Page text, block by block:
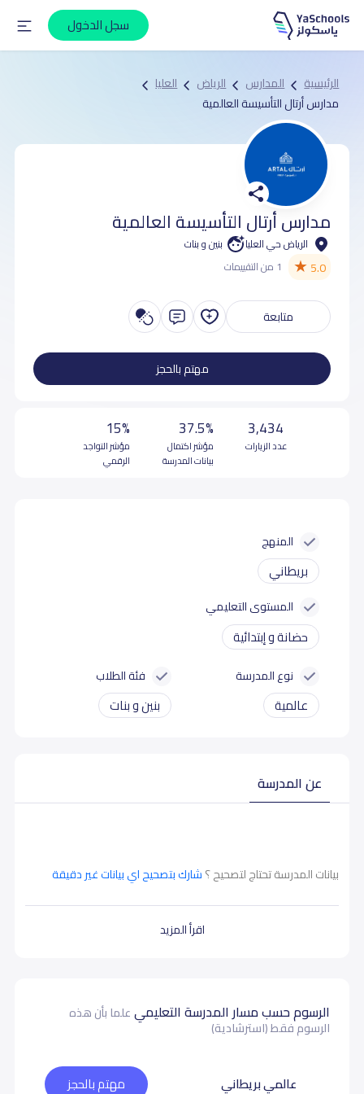
سجل الدخول
الرئيسية المدارس الرياض
العليا
مدارس أرتال التأسيسة العالمية
مدارس أرتال التأسيسة العالمية
الرياض حي العليا بنين و بنات
5.0
★ 1 من التقييمات
متابعة
مهتم بالحجز
3,434
عدد الزيارات
37.5%
مؤشر اكتمال
بيانات المدرسة
15%
مؤشر التواجد
الرقمي
المنهج
بريطاني
المستوى التعليمي
حضانة و إبتدائية
نوع المدرسة
عالمية
فئة الطلاب
بنين و بنات
عن المدرسة
اقرأ المزيد
بيانات المدرسة تحتاج لتصحيح ؟شارك بتصحيح اي بيانات غير دقيقة
الرسوم حسب مسار المدرسة التعليميعلما بأن هذه
الرسوم فقط (استرشادية)
عالمي بريطاني مهتم بالحجز